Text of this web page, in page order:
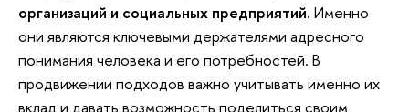
организаций и социальных предприятий. Именно
они являются ключевыми держателями адресного
понимания человека и его потребностей. В
продвижении подходов важно учитывать именно их
вклад и давать возможность поделиться своим